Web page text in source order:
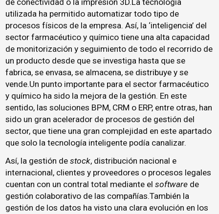
de conectividad o la impresión 3D.La tecnología
utilizada ha permitido automatizar todo tipo de
procesos físicos de la empresa. Así, la ‘inteligencia’ del
sector farmacéutico y químico tiene una alta capacidad
de monitorización y seguimiento de todo el recorrido de
un producto desde que se investiga hasta que se
fabrica, se envasa, se almacena, se distribuye y se
vende.Un punto importante para el sector farmacéutico
y químico ha sido la mejora de la gestión. En este
sentido, las soluciones BPM, CRM o ERP, entre otras, han
sido un gran acelerador de procesos de gestión del
sector, que tiene una gran complejidad en este apartado
que solo la tecnología inteligente podía canalizar.
Así, la gestión destock, distribución nacional e
internacional, clientes y proveedores o procesos legales
cuentan con un contral total mediante elsoftware de
gestión colaborativo de las compañías.También la
gestión de los datos ha visto una clara evolución en los